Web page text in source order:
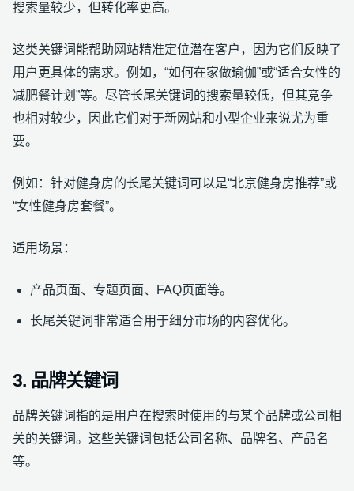
搜索量较少，但转化率更高。
这类关键词能帮助网站精准定位潜在客户，因为它们反映了
用户更具体的需求。例如，“如何在家做瑜伽”或“适合女性的
减肥餐计划”等。尽管长尾关键词的搜索量较低，但其竞争
也相对较少，因此它们对于新网站和小型企业来说尤为重
要。
例如：针对健身房的长尾关键词可以是“北京健身房推荐”或
“女性健身房套餐”。
适用场景：
产品页面、专题页面、FAQ页面等。
长尾关键词非常适合用于细分市场的内容优化。
3. 品牌关键词
品牌关键词指的是用户在搜索时使用的与某个品牌或公司相
关的关键词。这些关键词包括公司名称、品牌名、产品名
等。